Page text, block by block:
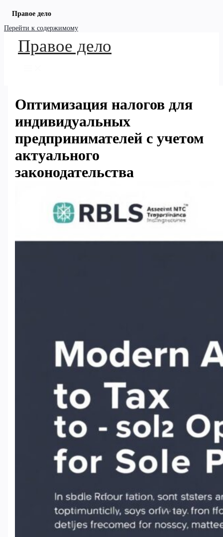
Правое дело
Перейти к содержимому
Правое дело
Оптимизация налогов для
индивидуальных
предпринимателей с учетом
актуального
законодательства